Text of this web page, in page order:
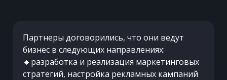
Партнеры договорились, что они ведут
бизнес в следующих направлениях:
🔸разработка и реализация маркетинговых
стратегий, настройка рекламных кампаний